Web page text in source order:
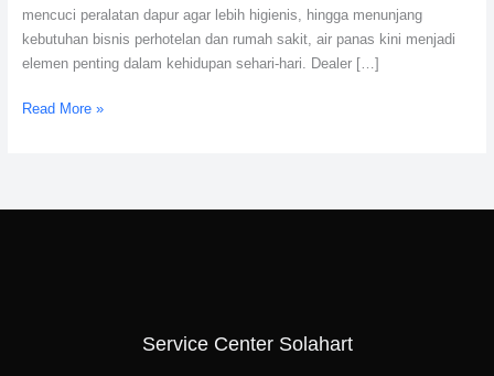
mencuci peralatan dapur agar lebih higienis, hingga menunjang
kebutuhan bisnis perhotelan dan rumah sakit, air panas kini menjadi
elemen penting dalam kehidupan sehari-hari. Dealer […]
Read More »
Service Center Solahart